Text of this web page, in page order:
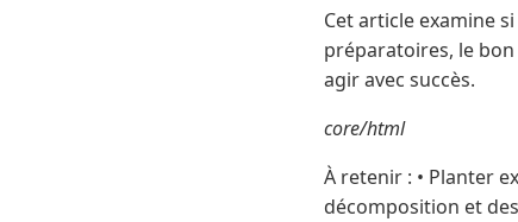
Cet article examine
préparatoires, le
agir avec succès.
core/html
À retenir : • Planter
décomposition et